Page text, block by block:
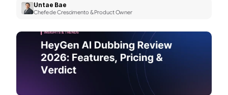
Untae Bae
Chefe de Crescimento & Product Owner